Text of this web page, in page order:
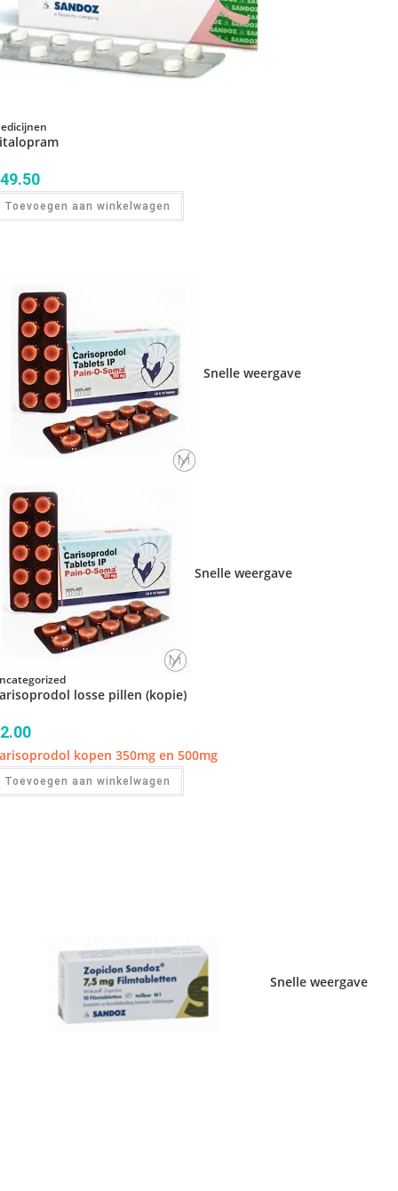
49.50
Toevoegen aan winkelwagen
Snelle weergave
Snelle weergave
losse pillen (kopie)
2.00
kopen 350mg en 500mg
Toevoegen aan winkelwagen
Snelle weergave